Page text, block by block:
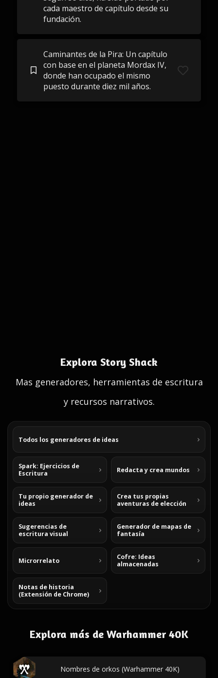
cada maestro de capítulo desde su
fundación.
Caminantes de la Pira: Un capítulo
con base en el planeta Mordax IV,
donde han ocupado el mismo
puesto durante diez mil años.
Explora Story Shack
Mas generadores, herramientas de escritura
y recursos narrativos.
Todos los generadores de ideas
Spark: Ejercicios de
Escritura
Redacta y crea mundos
Tu propio generador de
ideas
Crea tus propias
aventuras de elección
Sugerencias de
escritura visual
Generador de mapas de
fantasía
Microrrelato
Cofre: Ideas
almacenadas
Notas de historia
(Extensión de Chrome)
Explora más de Warhammer 40K
Nombres de orkos (Warhammer 40K)